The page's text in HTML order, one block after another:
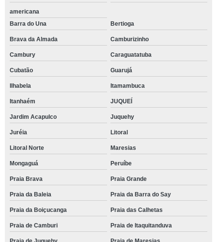
americana
Barra do Una
Bertioga
Brava da Almada Camburizinho
Cambury Caraguatatuba
Cubatão Guarujá
Ilhabela Itamambuca
Itanhaém JUQUEÍ
Jardim Acapulco Juquehy
Juréia Litoral
Litoral Norte Maresias
Mongaguá Peruíbe
Praia Brava Praia Grande
Praia da Baleia Praia da Barra do Say
Praia da Boiçucanga Praia das Calhetas
Praia de Camburi Praia de Itaquitanduva